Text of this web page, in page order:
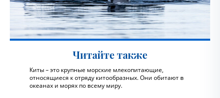
Читайте также
Киты – это крупные морские млекопитающие,
относящиеся к отряду китообразных. Они обитают в
океанах и морях по всему миру.